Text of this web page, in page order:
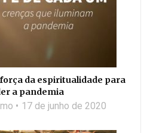
da espiritualidade para
a pandemia
17 de junho de 2020